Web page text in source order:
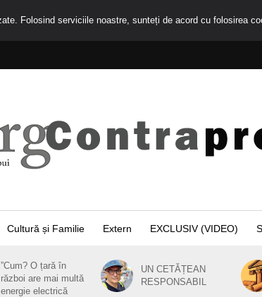
Cultură și Familie Extern EXCLUSIV (VIDEO)
”Cum? O țară în
război are mai multă
energie electrică
UN CETĂȚEAN
RESPONSABIL
Folosind serviciile noastre, sunteți de acord cu folosirea